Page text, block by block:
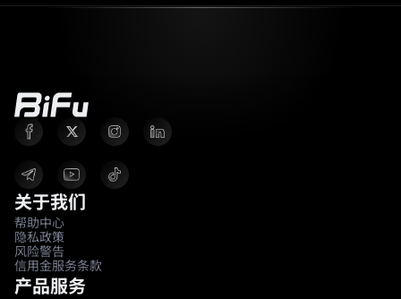
关于我们
帮助中心
隐私政策
风险警告
信用金服务条款
产品服务